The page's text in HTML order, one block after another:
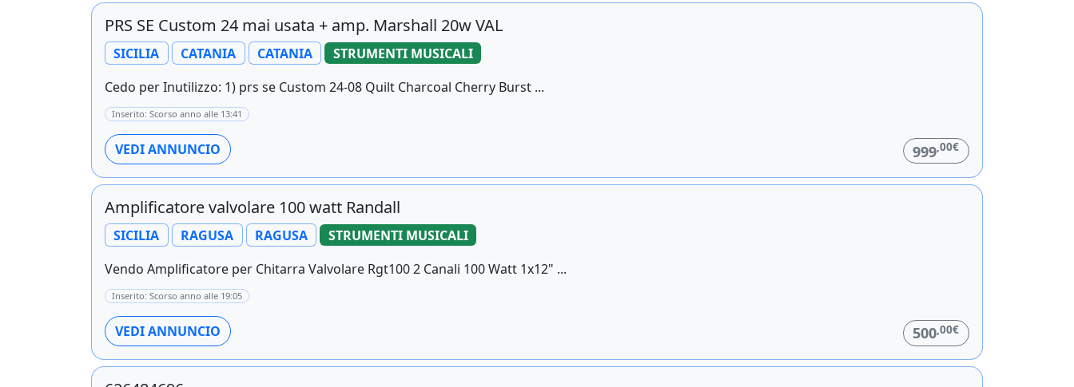
PRS SE Custom 24 mai usata + amp. Marshall 20w VAL
SICILIA CATANIA CATANIA
STRUMENTI MUSICALI
Cedo per Inutilizzo: 1) prs se Custom 24-08 Quilt Charcoal Cherry Burst ...
Inserito: Scorso anno alle 13:41
VEDI ANNUNCIO 999,00€
Amplificatore valvolare 100 watt Randall
SICILIA RAGUSA RAGUSA
STRUMENTI MUSICALI
Vendo Amplificatore per Chitarra Valvolare Rgt100 2 Canali 100 Watt 1x12" ...
Inserito: Scorso anno alle 19:05
VEDI ANNUNCIO 500 ,00€